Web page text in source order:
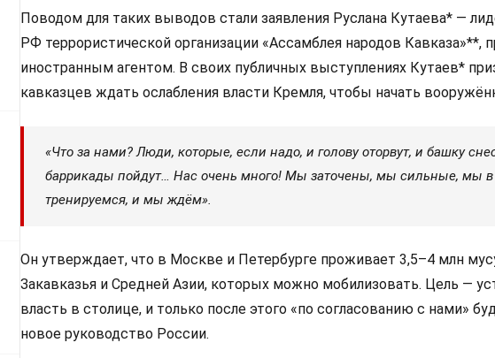
Поводом для таких выводов стали заявления Руслана Кутаева* —
РФ террористической организации «Ассамблея народов Кавказа»**,
иностранным агентом. В своих публичных выступлениях Кутаев*
кавказцев ждать ослабления власти Кремля, чтобы начать
«Что за нами? Люди, которые, если надо, и голову оторвут, и башку
баррикады пойдут… Нас очень много! Мы заточены, мы сильные, мы в
тренируемся, и мы ждём».
Он утверждает, что в Москве и Петербурге проживает 3,5–4 млн
Закавказья и Средней Азии, которых можно мобилизовать. Цель —
власть в столице, и только после этого «по согласованию с нами»
новое руководство России.